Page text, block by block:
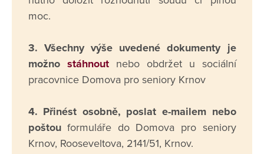
moc.
3. Všechny výše uvedené dokumenty je
možno stáhnoutnebo obdržet u sociální
pracovnice Domova pro seniory Krnov
4. Přinést osobně, poslat e-mailem nebo
poštouformuláře do Domova pro seniory
Krnov, Rooseveltova, 2141/51, Krnov.